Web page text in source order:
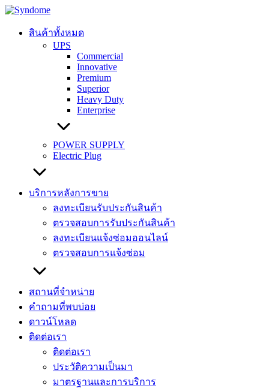
Skip
contentสินค้าทั้งหมด
UPS
Commercial
Innovative
Premium
Superior
Heavy Duty
Enterprise
POWER SUPPLY
Electric Plug
บริการหลังการขาย
ลงทะเบียนรับประกันสินค้า
ตรวจสอบการรับประกันสินค้า
ลงทะเบียนแจ้งซ่อมออนไลน์
ตรวจสอบการแจ้งซ่อม
สถานที่จำหน่าย
คำถามที่พบบ่อย
ดาวน์โหลด
ติดต่อเรา
ติดต่อเรา
ประวัติความเป็นมา
มาตรฐานและการบริการ